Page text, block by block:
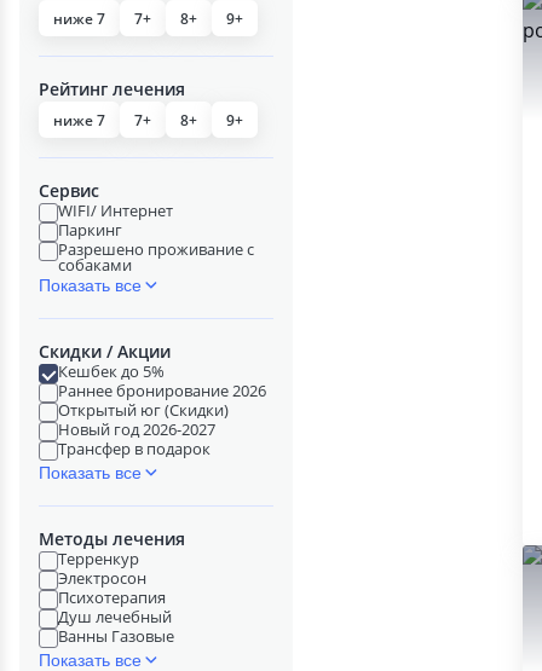
ниже 7 7+ 8+ 9+
Рейтинг лечения
ниже 7 7+ 8+ 9+
Сервис
WIFI/ Интернет
Паркинг
Разрешено проживание с
собаками
Показать все
Скидки / Акции
Кешбек до 5%
Раннее бронирование 2026
Открытый юг (Скидки)
Новый год 2026-2027
Трансфер в подарок
Показать все
Методы лечения
Терренкур
Электросон
Психотерапия
Душ лечебный
Ванны Газовые
Показать все